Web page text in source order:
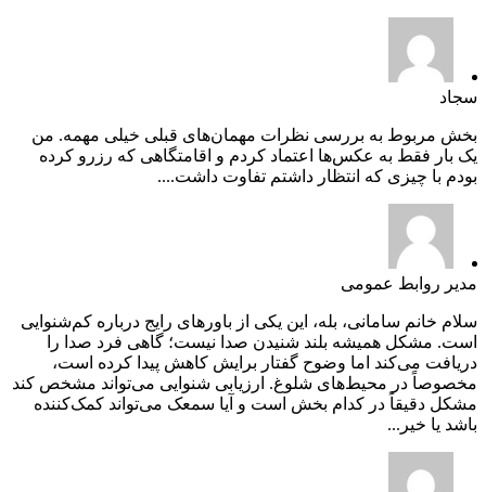
سجاد
بخش مربوط به بررسی نظرات مهمان‌های قبلی خیلی مهمه. من
یک بار فقط به عکس‌ها اعتماد کردم و اقامتگاهی که رزرو کرده
بودم با چیزی که انتظار داشتم تفاوت داشت....
مدیر روابط عمومی
سلام خانم سامانی، بله، این یکی از باورهای رایج درباره کم‌شنوایی
است. مشکل همیشه بلند شنیدن صدا نیست؛ گاهی فرد صدا را
دریافت می‌کند اما وضوح گفتار برایش کاهش پیدا کرده است،
مخصوصاً در محیط‌های شلوغ. ارزیابی شنوایی می‌تواند مشخص کند
مشکل دقیقاً در کدام بخش است و آیا سمعک می‌تواند کمک‌کننده
باشد یا خیر...